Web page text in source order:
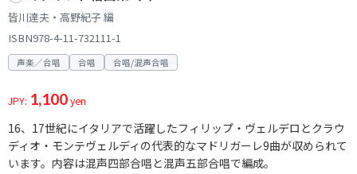
皆川達夫・高野紀子 編
ISBN978-4-11-732111-1
声楽／合唱 合唱 合唱/混声合唱
JPY: 1,100yen
16、17世紀にイタリアで活躍したフィリップ・ヴェルデロとクラウ
ディオ・モンテヴェルディの代表的なマドリガーレ9曲が収められて
います。内容は混声四部合唱と混声五部合唱で編成。